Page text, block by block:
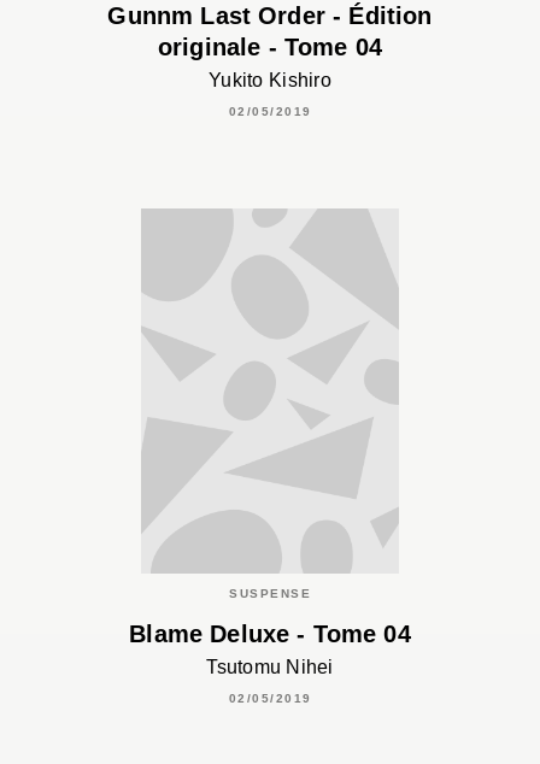
Gunnm Last Order - Édition
originale - Tome 04
Yukito Kishiro
02/05/2019
SUSPENSE
Blame Deluxe - Tome 04
Tsutomu Nihei
02/05/2019